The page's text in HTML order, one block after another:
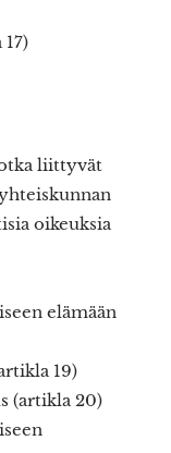
liittyvät
oikeuksia
elämään
19)
(artikla 20)